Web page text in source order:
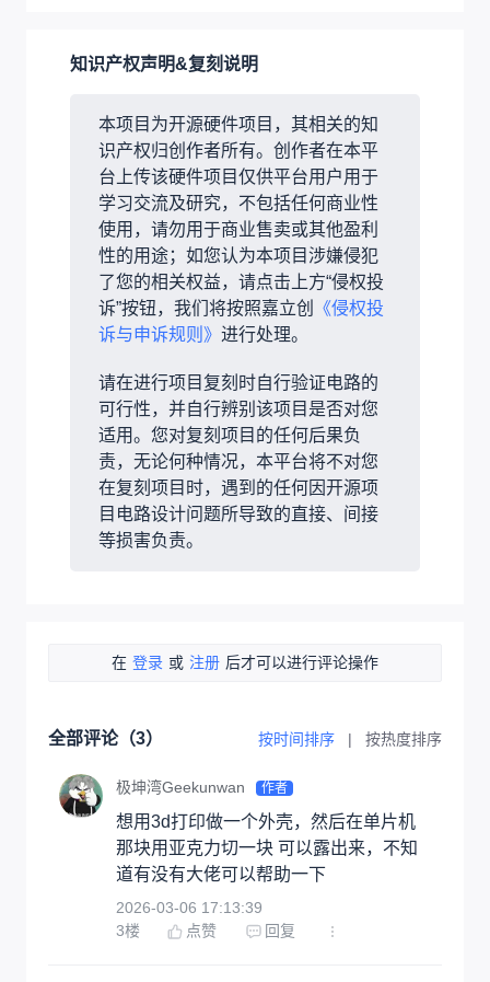
知识产权声明&复刻说明
本项目为开源硬件项目，其相关的知
识产权归创作者所有。创作者在本平
台上传该硬件项目仅供平台用户用于
学习交流及研究，不包括任何商业性
使用，请勿用于商业售卖或其他盈利
性的用途；如您认为本项目涉嫌侵犯
了您的相关权益，请点击上方“侵权投
诉”按钮，我们将按照嘉立创
《侵权投
诉与申诉规则》 进行处理。
请在进行项目复刻时自行验证电路的
可行性，并自行辨别该项目是否对您
适用。您对复刻项目的任何后果负
责，无论何种情况，本平台将不对您
在复刻项目时，遇到的任何因开源项
目电路设计问题所导致的直接、间接
等损害负责。
在 登录 或 注册 后才可以进行评论操作
全部评论（3） 按时间排序 | 按热度排序
极坤湾Geekunwan 作者
想用3d打印做一个外壳，然后在单片机
那块用亚克力切一块 可以露出来，不知
道有没有大佬可以帮助一下
2026-03-06 17:13:39
3楼 点赞 回复